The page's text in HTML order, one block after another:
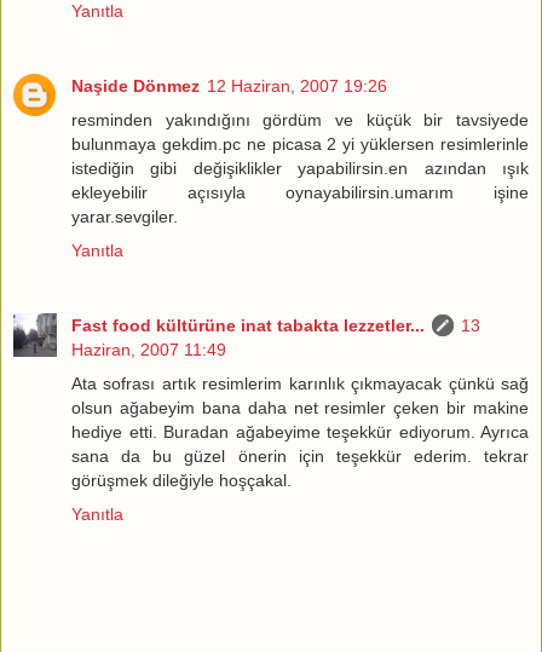
Yanıtla
Naşide Dönmez 12 Haziran, 2007 19:26
resminden yakındığını gördüm ve küçük bir tavsiyede
bulunmaya gekdim.pc ne picasa 2 yi yüklersen resimlerinle
istediğin gibi değişiklikler yapabilirsin.en azından ışık
ekleyebilir açısıyla oynayabilirsin.umarım işine
yarar.sevgiler.
Yanıtla
Fast food kültürüne inat tabakta lezzetler...
13
Haziran, 2007 11:49
Ata sofrası artık resimlerim karınlık çıkmayacak çünkü sağ
olsun ağabeyim bana daha net resimler çeken bir makine
hediye etti. Buradan ağabeyime teşekkür ediyorum. Ayrıca
sana da bu güzel önerin için teşekkür ederim. tekrar
görüşmek dileğiyle hoşçakal.
Yanıtla